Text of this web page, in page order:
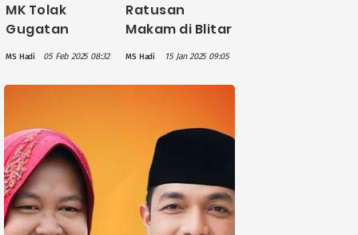
MK Tolak
Gugatan
Risma-Gus
Pilgub Jatim
MS Hadi 05 Feb 2025 08:32
Ratusan
Makam di Blitar
Direlokasi
Pembangunan
Layang
MS Hadi 15 Jan 2025 09:05